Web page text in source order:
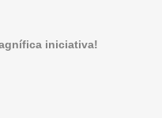
iniciativa!